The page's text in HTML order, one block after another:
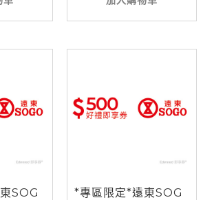
SOG
*專區限定*遠東SOG